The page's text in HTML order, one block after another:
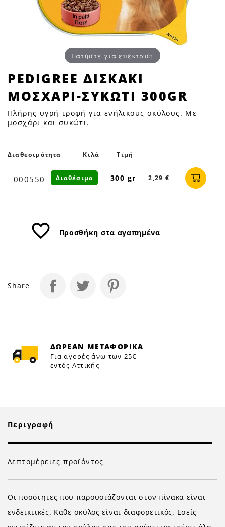
Πατήστε για επέκταση
PEDIGREE
ΔΙΣΚΑΚΙ
ΜΟΣΧΑΡΙ-
ΣΥΚΩΤΙ
300GR
PEDIGREE ΔΙΣΚΑΚΙ
ΜΟΣΧΑΡΙ-ΣΥΚΩΤΙ 300GR
Πλήρης υγρή τροφή για ενήλικους σκύλους. Με
μοσχάρι και συκώτι.
Διαθεσιμότητα Κιλά Τιμή
000550 300 gr 2,29 €
Διαθέσιμο
favorite_border Προσθήκη στα αγαπημένα
Share
ΔΩΡΕΑΝ ΜΕΤΑΦΟΡΙΚΑ
Για αγορές άνω των 25€
εντός Αττικής
Περιγραφή
Λεπτομέρειες προϊόντος
Οι ποσότητες που παρουσιάζονται στον πίνακα είναι
ενδεικτικές. Κάθε σκύλος είναι διαφορετικός. Εσείς